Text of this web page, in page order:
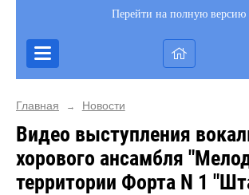
Перейти на полную версию
Главная → Новости
Видео выступления
хорового ансамбля
территории Форта N 1